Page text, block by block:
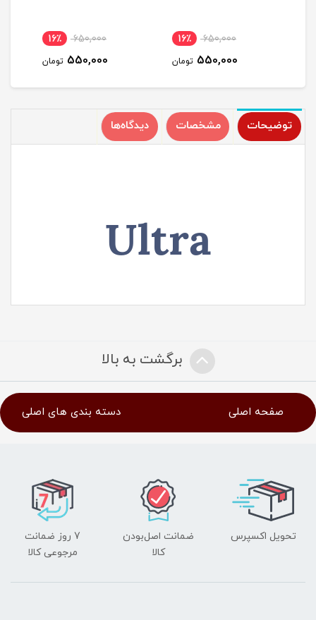
650,000 16٪
550,000 تومان
650,000 16٪
550,000 تومان
توضیحات مشخصات دیدگاه‌ها
Ultra
برگشت به بالا
صفحه اصلی دسته بندی های اصلی
تحویل اکسپرس
ضمانت اصل‌بودن
کالا
7 روز ضمانت
مرجوعی کالا